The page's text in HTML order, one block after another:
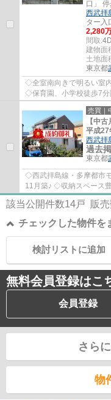
口」
西武拝
ター入
2,280
間取:
建物面
土地面
東京都
◇全室南向きで明るい室
◇保育園、小学校徒歩7
駅予定地まで徒歩約5分
売買｜
【中
平成27
西武拝
過去
東京都
◇西武拝島線・多摩都市
11月築♪ ◇収納スペース
該当公開件数14戸 販売
チェックした物件を
検討リストに追加
無料会員登録はこ
会員登録
さら
物